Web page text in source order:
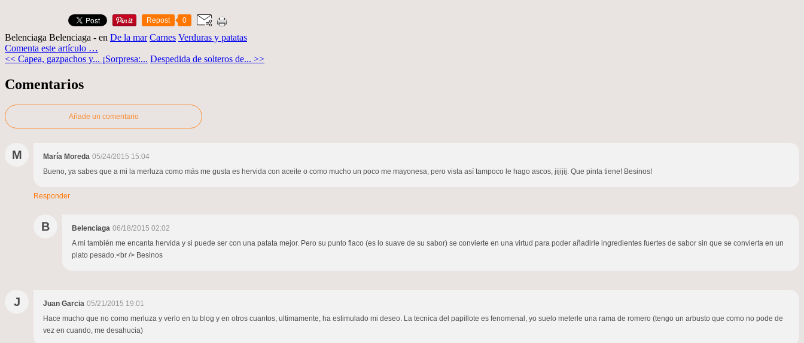
Repost 0
Belenciaga Belenciaga - en De la mar Carnes Verduras y patatas
Comenta este artículo …
<< Capea, gazpachos y... ¡Sorpresa:... Despedida de solteros de... >>
Comentarios
Añade un comentario
M María Moreda 05/24/2015 15:04
Bueno, ya sabes que a mi la merluza como más me gusta es hervida con aceite o como mucho un poco me mayonesa, pero vista así tampoco le hago ascos, jijijij. Que pinta tiene! Besinos!
Responder
B Belenciaga 06/18/2015 02:02
A mi también me encanta hervida y si puede ser con una patata mejor. Pero su punto flaco (es lo suave de su sabor) se convierte en una virtud para poder añadirle ingredientes fuertes de sabor sin que se convierta en un
plato pesado.<br /> Besinos
J Juan Garcia 05/21/2015 19:01
Hace mucho que no como merluza y verlo en tu blog y en otros cuantos, ultimamente, ha estimulado mi deseo. La tecnica del papillote es fenomenal, yo suelo meterle una rama de romero (tengo un arbusto que como no pode de
vez en cuando, me desahucia)